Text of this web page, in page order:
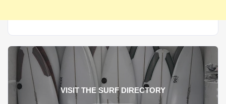
VISIT THE SURF DIRECTORY